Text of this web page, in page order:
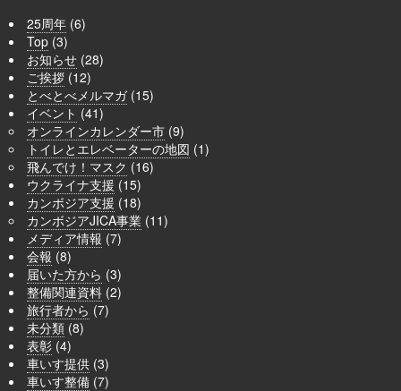
25周年 (6)
Top (3)
お知らせ (28)
ご挨拶 (12)
とべとべメルマガ(15)
イベント (41)
オンラインカレンダー市 (9)
トイレとエレベーターの地図 (1)
飛んでけ！マスク (16)
ウクライナ支援 (15)
カンボジア支援 (18)
カンボジアJICA事業 (11)
メディア情報 (7)
会報 (8)
届いた方から (3)
整備関連資料 (2)
旅行者から (7)
未分類 (8)
表彰 (4)
車いす提供 (3)
車いす整備 (7)